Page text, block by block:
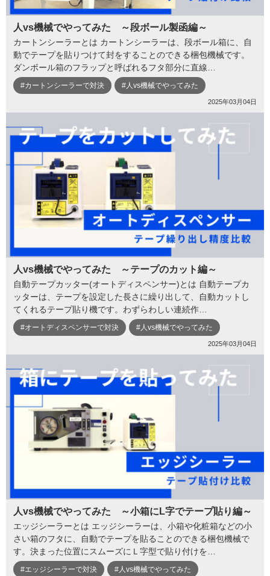
人vs機械でやってみた ～段ボール製函編～
カートンシーラーとは カートンシーラーは、段ボール箱に、自
動でテープを貼りつけて封をすることのできる梱包機械です。
ダンボール箱のフラップと呼ばれるフタ部分に直線…
#カートンシーラーで対決 #人vs機械でやってみた
2025年03月04日
人vs機械でやってみた ～テープのカット編～
自動テープカッター(オートディスペンサー)とは 自動テープカ
ッターは、テープを設定した長さに繰り出して、自動カットし
てくれるテープ貼り機です。わずらわしい連続作…
#オートディスペンサーで対決 #人vs機械でやってみた
2025年03月04日
人vs機械でやってみた ～小箱にL字でテープ貼り編～
エッジシーラーとは エッジシーラーは、小箱や化粧箱などの小
さい箱のフタに、自動でテープを貼ることのできる梱包機械で
す。決まった位置にスムーズにＬ字型で貼り付けを…
#エッジシーラーで対決 #人vs機械でやってみた